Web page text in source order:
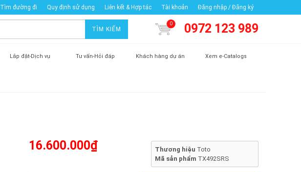
Tìm đường đi Quy định sử dụng Liên kết & Hợp tác Tài khoản Đăng nhập / Đăng ký
TÌM KIẾM
0 0972 123 989
Lắp đặt-Dịch vụ Tư vấn-Hỏi đáp Khách hàng dự án Xem e-Catalogs
16.600.000₫ Thương hiệu Toto
Mã sản phẩm TX492SRS